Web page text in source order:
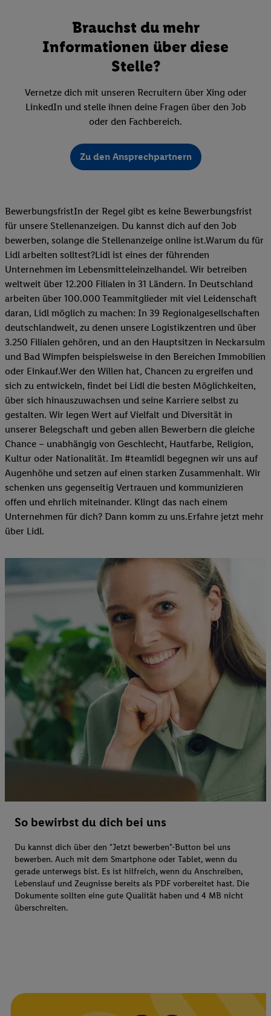
Brauchst du mehr
Informationen über diese
Stelle?
Vernetze dich mit unseren Recruitern über Xing oder
LinkedIn und stelle ihnen deine Fragen über den Job
oder den Fachbereich.
Zu den Ansprechpartnern
BewerbungsfristIn der Regel gibt es keine Bewerbungsfrist
für unsere Stellenanzeigen. Du kannst dich auf den Job
bewerben, solange die Stellenanzeige online ist.Warum du für
Lidl arbeiten solltest?Lidl ist eines der führenden
Unternehmen im Lebensmitteleinzelhandel. Wir betreiben
weltweit über 12.200 Filialen in 31 Ländern. In Deutschland
arbeiten über 100.000 Teammitglieder mit viel Leidenschaft
daran, Lidl möglich zu machen: In 39 Regionalgesellschaften
deutschlandweit, zu denen unsere Logistikzentren und über
3.250 Filialen gehören, und an den Hauptsitzen in Neckarsulm
und Bad Wimpfen beispielsweise in den Bereichen Immobilien
oder Einkauf.Wer den Willen hat, Chancen zu ergreifen und
sich zu entwickeln, findet bei Lidl die besten Möglichkeiten,
über sich hinauszuwachsen und seine Karriere selbst zu
gestalten. Wir legen Wert auf Vielfalt und Diversität in
unserer Belegschaft und geben allen Bewerbern die gleiche
Chance – unabhängig von Geschlecht, Hautfarbe, Religion,
Kultur oder Nationalität. Im #teamlidl begegnen wir uns auf
Augenhöhe und setzen auf einen starken Zusammenhalt. Wir
schenken uns gegenseitig Vertrauen und kommunizieren
offen und ehrlich miteinander. Klingt das nach einem
Unternehmen für dich? Dann komm zu uns.​Erfahre jetzt mehr
über Lidl.
So bewirbst du dich bei uns
Du kannst dich über den "Jetzt bewerben"-Button bei uns
bewerben. Auch mit dem Smartphone oder Tablet, wenn du
gerade unterwegs bist. Es ist hilfreich, wenn du Anschreiben,
Lebenslauf und Zeugnisse bereits als PDF vorbereitet hast. Die
Dokumente sollten eine gute Qualität haben und 4 MB nicht
überschreiten.